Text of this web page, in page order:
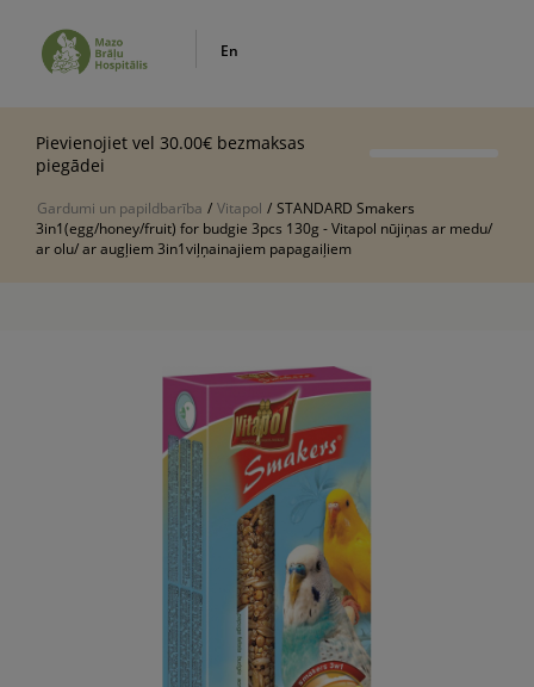
En
Pievienojiet vel 30.00€ bezmaksas
piegādei
Gardumi un papildbarība / Vitapol / STANDARD Smakers
3in1(egg/honey/fruit) for budgie 3pcs 130g - Vitapol nūjiņas ar medu/
ar olu/ ar augļiem 3in1viļņainajiem papagaiļiem